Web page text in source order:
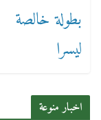
اخبار منوعة